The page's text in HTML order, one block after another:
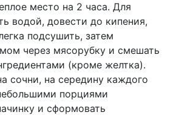
место на 2 часа. Для
водой, довести до кипения,
подсушить, затем
через мясорубку и смешать
(кроме желтка).
сочни, на середину каждого
порциями
и сформовать